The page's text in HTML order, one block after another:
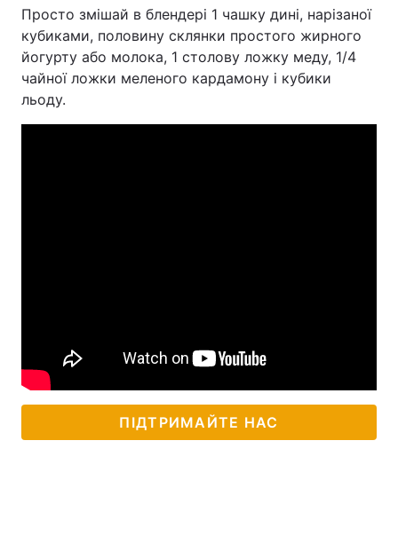
Просто змішай в блендері 1 чашку дині, нарізаної
кубиками, половину склянки простого жирного
йогурту або молока, 1 столову ложку меду, 1/4
чайної ложки меленого кардамону і кубики
льоду.
ПІДТРИМАЙТЕ НАС